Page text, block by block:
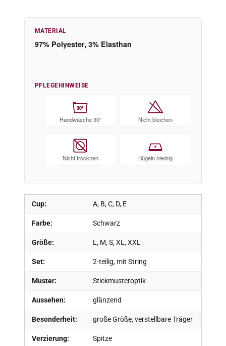
Cup: A, B, C, D, E
Farbe: Schwarz
Größe: L, M, S, XL, XXL
Set: 2-teilig, mit String
Muster: Stickmusteroptik
Aussehen: glänzend
Besonderheit: große Größe, verstellbare Träger
Verzierung: Spitze
MATERIAL
97% Polyester, 3% Elasthan
PFLEGEHINWEISE
30°
Handwäsche 30° Nicht bleichen
Nicht trocknen Bügeln niedrig